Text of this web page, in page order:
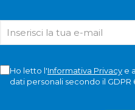
Ho letto l'Informativa Privacy e
dati personali secondo il GDPR